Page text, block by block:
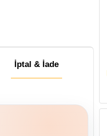
İptal & İade